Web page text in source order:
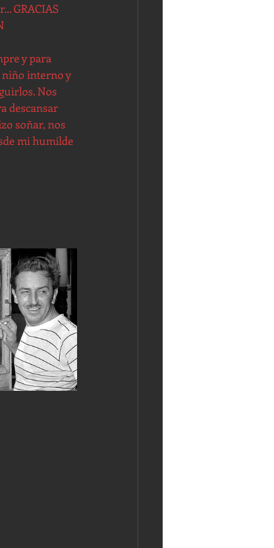
GRACIAS
y para
niño interno y
Nos
descansar
soñar, nos
mi humilde